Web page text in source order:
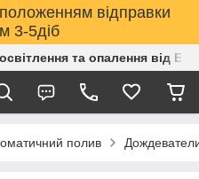
відправки
3-5діб
та опалення від
полив